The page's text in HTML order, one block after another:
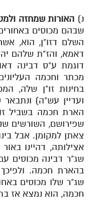
תלמוד עשר הספירות חלק א
תע"ס חלק ב' עיון
תע"ס חלק ג' עיון
תלמוד עשר הספירות חלק ד
תלמוד עשר הספירות חלק ה
תלמוד עשר הספירות חלק ז
תלמוד עשר הספירות חלק ח
תלמוד עשר הספירות חלק ט
תלמוד עשר הספירות חלק י
נ) האורות שמחזה
שבהם מכוסים
השלם דזו"ן, הוא,
דאמא, והז"ת שלהם
דוגמת ע"ס דבינה
מכתר וחכמה
בחינות זו"ן שלה,
ועדיין עש"ה)
הארת חכמה בשביל
שפירושם, השורשים
צאתן למקומן. אבל
אצילותה, דהיינו
שג"ר דבינה מכוסים
בהארת חכמה.
שג"ר שלו מכוסים
חכמה, הוא נמצא אז